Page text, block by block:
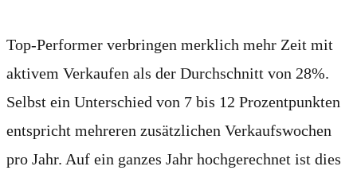
Top-Performer verbringen merklich mehr Zeit mit
aktivem Verkaufen als der Durchschnitt von 28%.
Selbst ein Unterschied von 7 bis 12 Prozentpunkten
entspricht mehreren zusätzlichen Verkaufswochen
pro Jahr. Auf ein ganzes Jahr hochgerechnet ist dies